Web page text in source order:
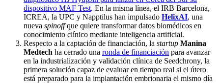
dispositivo MAF Test. En la misma línea, el IRB Barcelona,
ICREA, la UPC y Napptilus han impulsado HelixAI, una
nueva spinoffque quiere transformar datos biomédicos en
conocimiento clínico mediante inteligencia artificial.
Respecto a la captación de financiación, la startup Manina
Medtech ha cerrado una ronda de financiación para avanzar
en la industrialización y validación clínica de Seedchrony, la
primera solución capaz de evaluar en tiempo real si el útero
está preparado para la implantación embrionaria el mismo día